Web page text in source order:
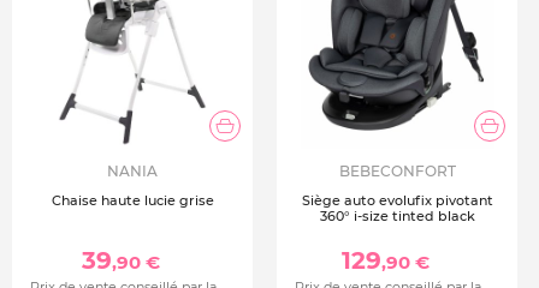
NANIA
Chaise haute lucie grise
39,90 €
BEBECONFORT
Siège auto evolufix pivotant
360° i-size tinted black
129,90 €